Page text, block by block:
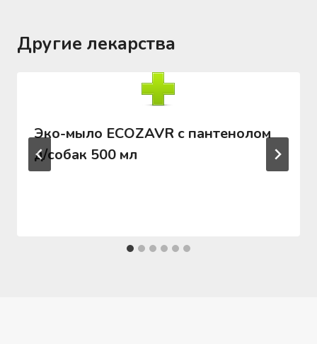
Другие лекарства
Эко-мыло ECOZAVR с пантенолом
д/собак 500 мл